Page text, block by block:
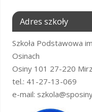
Adres szkoły
Szkoła Podstawowa
Osinach
Osiny 101 27-220
tel.: 41-27-13-069
e-mail: